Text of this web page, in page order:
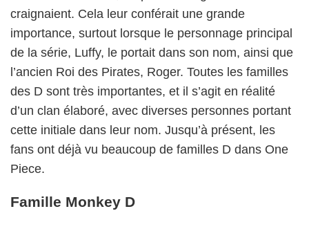
craignaient. Cela leur conférait une grande
importance, surtout lorsque le personnage principal
de la série, Luffy, le portait dans son nom, ainsi que
l’ancien Roi des Pirates, Roger. Toutes les familles
des D sont très importantes, et il s’agit en réalité
d’un clan élaboré, avec diverses personnes portant
cette initiale dans leur nom. Jusqu’à présent, les
fans ont déjà vu beaucoup de familles D dans One
Piece.
Famille Monkey D